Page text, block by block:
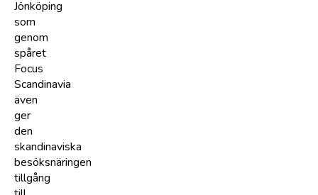
Jönköping
som
genom
spåret
Focus
Scandinavia
även
ger
den
skandinaviska
besöksnäringen
tillgång